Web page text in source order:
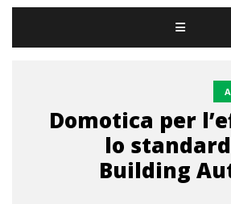
Domotica per
lo
Building